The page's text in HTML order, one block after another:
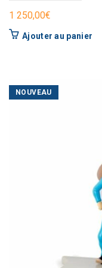
1 250,00€
Ajouter au panier
NOUVEAU